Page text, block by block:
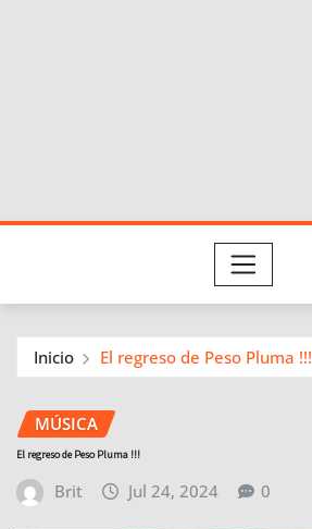
Inicio El regreso de Peso Pluma !!!
MÚSICA
El regreso de Peso Pluma !!!
Brit Jul 24, 2024 0